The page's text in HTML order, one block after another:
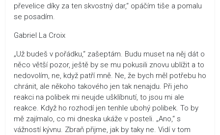
převelice díky za ten skvostný dar,“ opáčím tiše a pomalu
se posadím.
Gabriel La Croix
„Už budeš v pořádku,“ zašeptám. Budu muset na něj dát o
něco větší pozor, ještě by se mu pokusili znovu ublížit a to
nedovolím, ne, když patří mně. Ne, že bych měl potřebu ho
chránit, ale někoho takového jen tak nenajdu. Při jeho
reakci na polibek mi neujde ušklíbnutí, to jsou mi ale
reakce. Když ho rozhodí jen tenhle ubohý polibek. To by
mě zajímalo, co mi dneska ukáže v posteli. „Ano,“ s
vážností kývnu. Zbraň přijme, jak by taky ne. Vidí v tom